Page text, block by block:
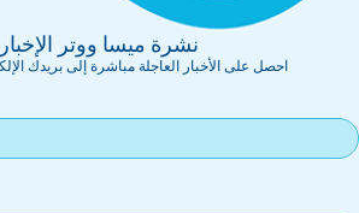
نشرة ميسا ووتر الإخبارية
احصل على الأخبار العاجلة مباشرة إلى بريدك